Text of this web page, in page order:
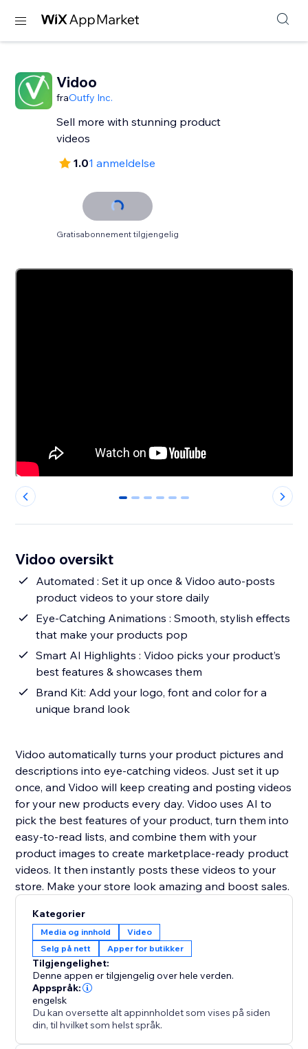
Vidoo
fraOutfy Inc.
Sell more with stunning product
videos
1.01 anmeldelse
Gratisabonnement tilgjengelig
0 1 2 3 4 5
Vidoo oversikt
Automated : Set it up once & Vidoo auto-posts
product videos to your store daily
Eye-Catching Animations : Smooth, stylish effects
that make your products pop
Smart AI Highlights : Vidoo picks your product’s
best features & showcases them
Brand Kit: Add your logo, font and color for a
unique brand look
Vidoo automatically turns your product pictures and
descriptions into eye-catching videos. Just set it up
once, and Vidoo will keep creating and posting videos
for your new products every day. Vidoo uses AI to
pick the best features of your product, turn them into
easy-to-read lists, and combine them with your
product images to create marketplace-ready product
videos. It then instantly posts these videos to your
store. Make your store look amazing and boost sales.
Kategorier
Media og innhold
Video
Selg på nett
Apper for butikker
Tilgjengelighet:
Denne appen er tilgjengelig over hele verden.
Appspråk:
engelsk
Du kan oversette alt appinnholdet som vises på siden
din, til hvilket som helst språk.